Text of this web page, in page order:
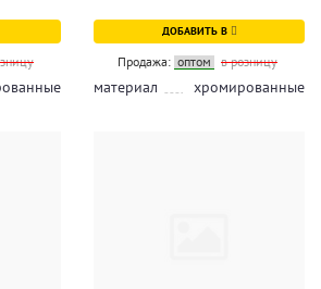
ДОБАВИТЬ В
Продажа: оптом в розницу
материал хромированные